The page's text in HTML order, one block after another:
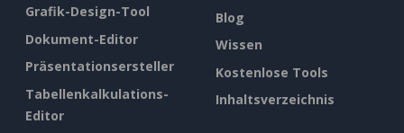
Grafik-Design-Tool
Dokument-Editor
Präsentationsersteller
Tabellenkalkulations-
Editor
Blog
Wissen
Kostenlose Tools
Inhaltsverzeichnis